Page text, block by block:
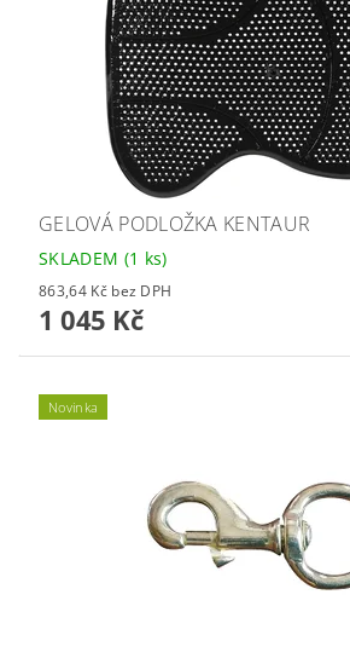
GELOVÁ PODLOŽKA KENTAUR
SKLADEM (1 ks)
863,64 Kč bez DPH
1 045 Kč
Novinka